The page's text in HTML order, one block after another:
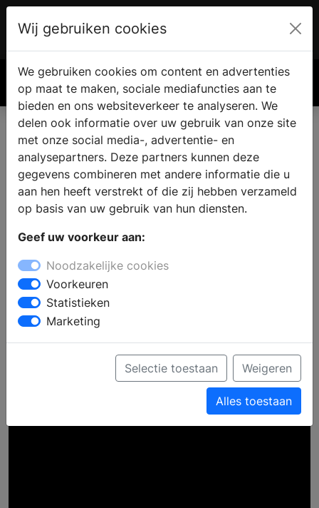
€ 0.00
AC CONTROL AIR | LOXONE
Wij gebruiken cookies
We gebruiken cookies om content en advertenties
op maat te maken, sociale mediafuncties aan te
bieden en ons websiteverkeer te analyseren. We
delen ook informatie over uw gebruik van onze site
met onze social media-, advertentie- en
analysepartners. Deze partners kunnen deze
gegevens combineren met andere informatie die u
aan hen heeft verstrekt of die zij hebben verzameld
op basis van uw gebruik van hun diensten.
Geef uw voorkeur aan:
Noodzakelijke cookies
Voorkeuren
Statistieken
Marketing
Selectie toestaan Weigeren
Alles toestaan